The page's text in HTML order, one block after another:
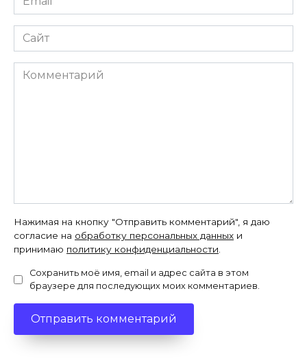
*
Сайт
Комментарий
Нажимая на кнопку "Отправить комментарий", я даю
согласие на обработку персональных данных и
принимаю политику конфиденциальности.
Сохранить моё имя, email и адрес сайта в этом
браузере для последующих моих комментариев.